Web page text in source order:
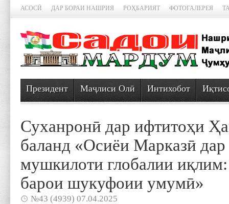
АСОСӢ ДАР БОРАИ НАШРИЯ РОҲБАРИЯТ ФОТОГАЛЕРЕЯ
Президент Маҷлиси Олӣ Интихобот
Суханронӣ дар ифтитоҳи
баланд «Осиёи Марказӣ
мушкилоти глобалии
барои шукуфоии умумӣ»
№43 (4939) 07.04.2025